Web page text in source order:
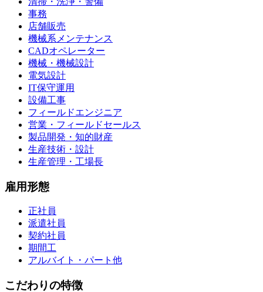
事務
店舗販売
機械系メンテナンス
CADオペレーター
機械・機械設計
電気設計
IT保守運用
設備工事
フィールドエンジニア
営業・フィールドセールス
製品開発・知的財産
生産技術・設計
生産管理・工場長
雇用形態
正社員
派遣社員
契約社員
期間工
アルバイト・パート他
こだわりの特徴